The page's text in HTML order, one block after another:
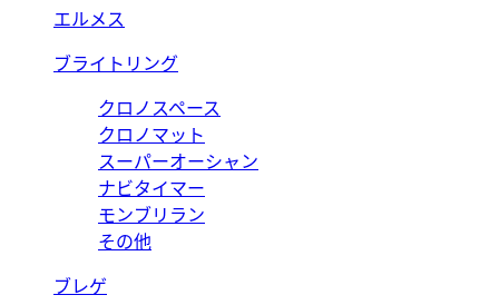
エルメス
ブライトリング
クロノスペース
クロノマット
スーパーオーシャン
ナビタイマー
モンブリラン
その他
ブレゲ